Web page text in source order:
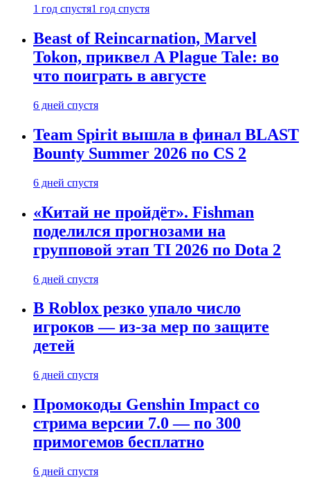
1 год спустя1 год спустя
Beast of Reincarnation, Marvel
Tokon, приквел A Plague Tale: во
что поиграть в августе
6 дней спустя
Team Spirit вышла в финал BLAST
Bounty Summer 2026 по CS 2
6 дней спустя
«Китай не пройдёт». Fishman
поделился прогнозами на
групповой этап TI 2026 по Dota 2
6 дней спустя
В Roblox резко упало число
игроков — из-за мер по защите
детей
6 дней спустя
Промокоды Genshin Impact со
стрима версии 7.0 — по 300
примогемов бесплатно
6 дней спустя